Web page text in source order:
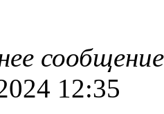
сообщение
12:35